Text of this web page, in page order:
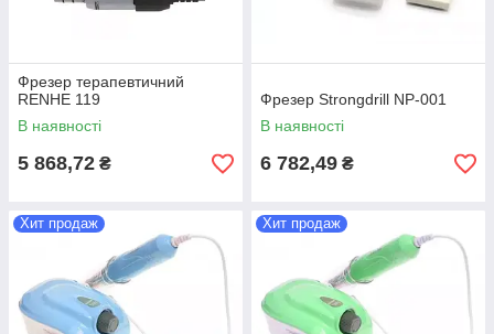
Фрезер терапевтичний
RENHE 119
В наявності
5 868,72 ₴
Фрезер Strongdrill NP-001
В наявності
6 782,49 ₴
Хит продаж Хит продаж